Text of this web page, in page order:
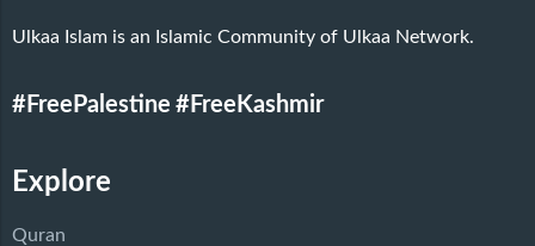
Ulkaa Islam is an Islamic Community of Ulkaa Network.
#FreePalestine #FreeKashmir
Explore
Quran